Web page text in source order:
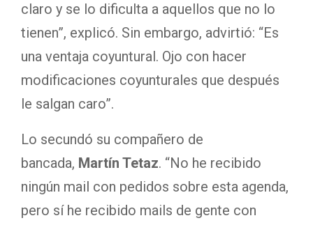
claro y se lo dificulta a aquellos que no lo
tienen”, explicó. Sin embargo, advirtió: “Es
una ventaja coyuntural. Ojo con hacer
modificaciones coyunturales que después
le salgan caro”.
Lo secundó su compañero de
bancada, Martín Tetaz. “No he recibido
ningún mail con pedidos sobre esta agenda,
pero sí he recibido mails de gente con